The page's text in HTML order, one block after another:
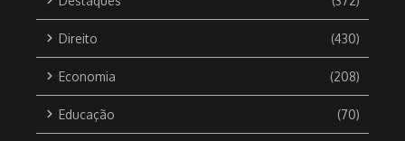
Direito (430)
Economia (208)
Educação (70)